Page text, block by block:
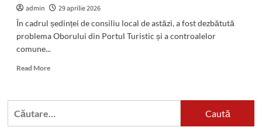
admin
29 aprilie 2026
În cadrul ședinței de consiliu local de astăzi, a fost dezbătută
problema Oborului din Portul Turistic și a controalelor
comune...
Read MoreRead
Primăria
Caută